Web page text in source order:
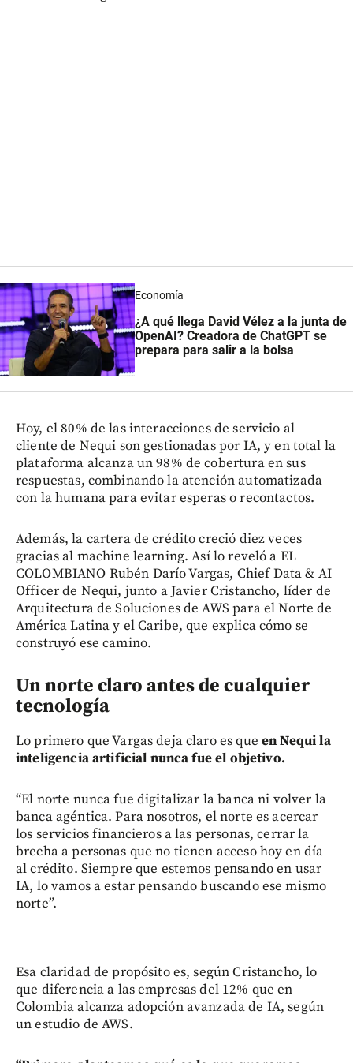
Economía
¿A qué llega David Vélez a la junta de
OpenAI? Creadora de ChatGPT se
prepara para salir a la bolsa
Hoy, el 80% de las interacciones de servicio al
cliente de Nequi son gestionadas por IA, y en total la
plataforma alcanza un 98% de cobertura en sus
respuestas, combinando la atención automatizada
con la humana para evitar esperas o recontactos.
Además, la cartera de crédito creció diez veces
gracias al machine learning. Así lo reveló a EL
COLOMBIANO Rubén Darío Vargas, Chief Data & AI
Officer de Nequi, junto a Javier Cristancho, líder de
Arquitectura de Soluciones de AWS para el Norte de
América Latina y el Caribe, que explica cómo se
construyó ese camino.
Un norte claro antes de cualquier
tecnología
Lo primero que Vargas deja claro es que en Nequi la
inteligencia artificial nunca fue el objetivo.
“El norte nunca fue digitalizar la banca ni volver la
banca agéntica. Para nosotros, el norte es acercar
los servicios financieros a las personas, cerrar la
brecha a personas que no tienen acceso hoy en día
al crédito. Siempre que estemos pensando en usar
IA, lo vamos a estar pensando buscando ese mismo
norte”.
Esa claridad de propósito es, según Cristancho, lo
que diferencia a las empresas del 12% que en
Colombia alcanza adopción avanzada de IA, según
un estudio de AWS.